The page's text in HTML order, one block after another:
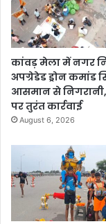
कांवड़ मेला में नगर
अपग्रेडेड ड्रोन कमांड
आसमान से
पर तुरंत कार्रवाई
August 6, 2026